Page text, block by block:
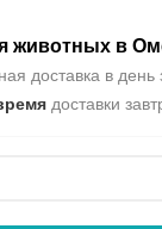
животных в
доставка в день
доставки